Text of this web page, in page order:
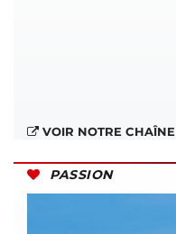
VOIR NOTRE CHAÎNE
PASSION